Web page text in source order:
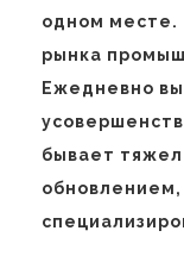
одном месте.
рынка
Ежедневно
бывает
обновлением,